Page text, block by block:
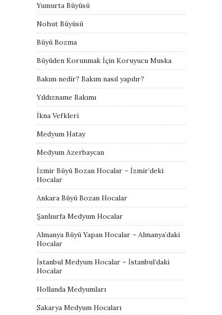
Yumurta Büyüsü
Nohut Büyüsü
Büyü Bozma
Büyüden Korunmak İçin Koruyucu Muska
Bakım nedir? Bakım nasıl yapılır?
Yıldızname Bakımı
İkna Vefkleri
Medyum Hatay
Medyum Azerbaycan
İzmir Büyü Bozan Hocalar – İzmir’deki
Hocalar
Ankara Büyü Bozan Hocalar
Şanlıurfa Medyum Hocalar
Almanya Büyü Yapan Hocalar – Almanya’daki
Hocalar
İstanbul Medyum Hocalar – İstanbul’daki
Hocalar
Hollanda Medyumları
Sakarya Medyum Hocaları